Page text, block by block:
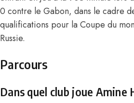
0 contre le Gabon, dans le cadre
qualifications pour la Coupe du
Russie.
Parcours
Dans quel club joue Amine